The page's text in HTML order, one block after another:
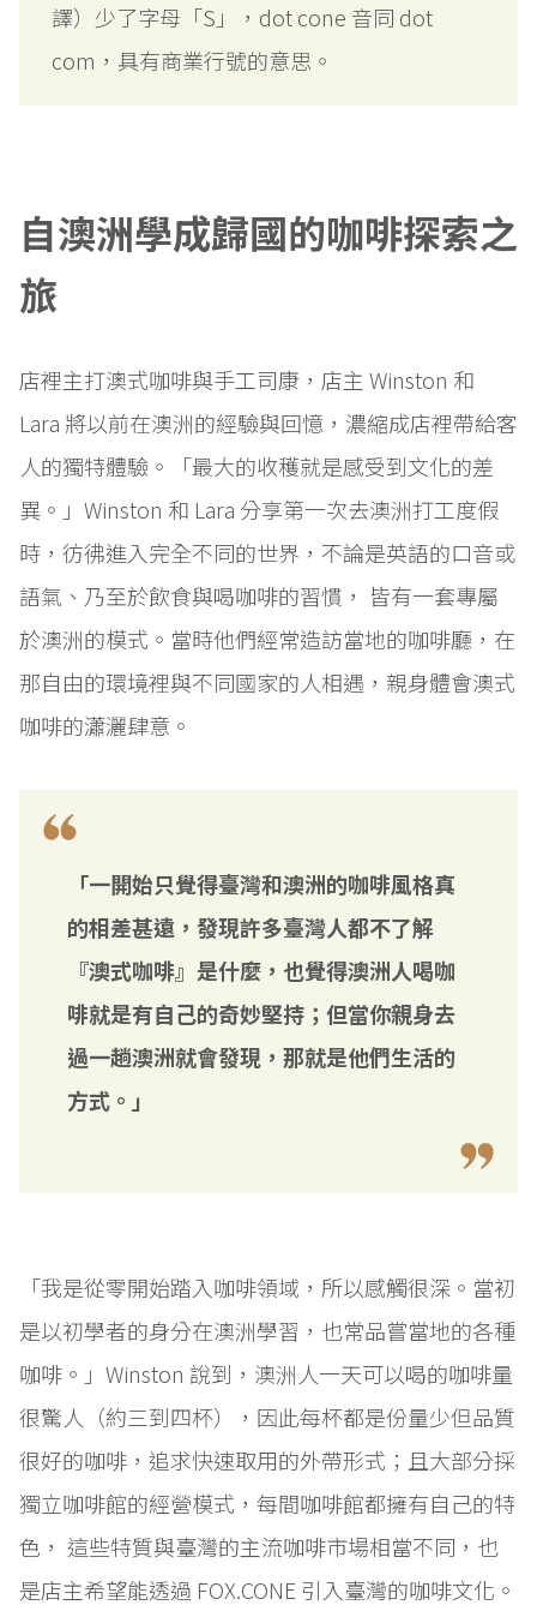
譯）少了字母「S」，dot cone 音同 dot
com，具有商業行號的意思。
自澳洲學成歸國的咖啡探索之
旅
店裡主打澳式咖啡與手工司康，店主 Winston 和
Lara 將以前在澳洲的經驗與回憶，濃縮成店裡帶給客
人的獨特體驗。「最大的收穫就是感受到文化的差
異。」Winston 和 Lara 分享第一次去澳洲打工度假
時，彷彿進入完全不同的世界，不論是英語的口音或
語氣、乃至於飲食與喝咖啡的習慣， 皆有一套專屬
於澳洲的模式。當時他們經常造訪當地的咖啡廳，在
那自由的環境裡與不同國家的人相遇，親身體會澳式
咖啡的瀟灑肆意。
「一開始只覺得臺灣和澳洲的咖啡風格真
的相差甚遠，發現許多臺灣人都不了解
『澳式咖啡』是什麼，也覺得澳洲人喝咖
啡就是有自己的奇妙堅持；但當你親身去
過一趟澳洲就會發現，那就是他們生活的
方式。」
「我是從零開始踏入咖啡領域，所以感觸很深。當初
是以初學者的身分在澳洲學習，也常品嘗當地的各種
咖啡。」Winston 說到，澳洲人一天可以喝的咖啡量
很驚人（約三到四杯），因此每杯都是份量少但品質
很好的咖啡，追求快速取用的外帶形式；且大部分採
獨立咖啡館的經營模式，每間咖啡館都擁有自己的特
色， 這些特質與臺灣的主流咖啡市場相當不同，也
是店主希望能透過 FOX.CONE 引入臺灣的咖啡文化。